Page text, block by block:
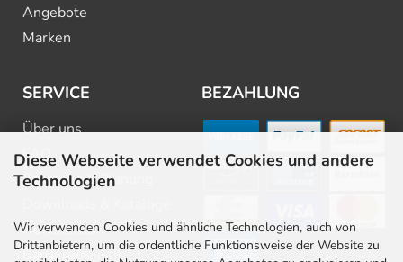
Diese Webseite verwendet Cookies und andere
Technologien
Wir verwenden Cookies und ähnliche Technologien, auch von
Drittanbietern, um die ordentliche Funktionsweise der Website zu
Angebote
Marken
SERVICE
Über uns
FAQ
Beratung & Planung
Newsletter
Barrierefreiheit
BEZAHLUNG